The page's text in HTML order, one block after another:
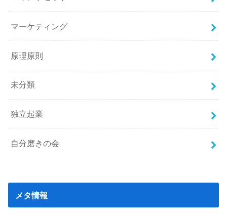
マーケティング
原理原則
未分類
独立起業
自分磨きの会
メタ情報